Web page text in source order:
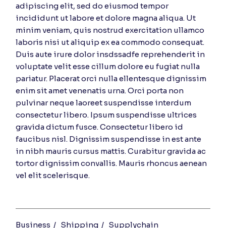
adipiscing elit, sed do eiusmod tempor
incididunt ut labore et dolore magna aliqua. Ut
minim veniam, quis nostrud exercitation ullamco
laboris nisi ut aliquip ex ea commodo consequat.
Duis aute irure dolor insdssadfe reprehenderit in
voluptate velit esse cillum dolore eu fugiat nulla
pariatur. Placerat orci nulla ellentesque dignissim
enim sit amet venenatis urna. Orci porta non
pulvinar neque laoreet suspendisse interdum
consectetur libero. Ipsum suspendisse ultrices
gravida dictum fusce. Consectetur libero id
faucibus nisl. Dignissim suspendisse in est ante
in nibh mauris cursus mattis. Curabitur gravida ac
tortor dignissim convallis. Mauris rhoncus aenean
vel elit scelerisque.
Business Shipping Supplychain